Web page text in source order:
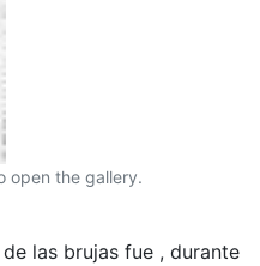
open the gallery.
las brujas fue , durante